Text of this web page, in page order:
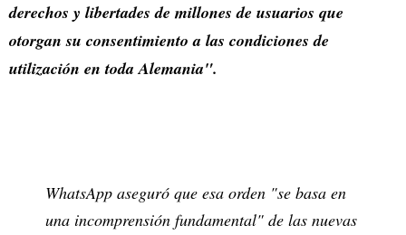
derechos y libertades de millones de usuarios que
otorgan su consentimiento a las condiciones de
utilización en toda Alemania".
WhatsApp aseguró que esa orden "se basa en
una incomprensión fundamental" de las nuevas